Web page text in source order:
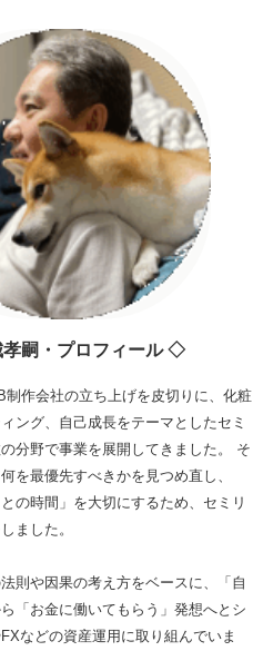
嗣・プロフィール ◇
制作会社の立ち上げを皮切りに、化粧
ング、自己成長をテーマとしたセミ
分野で事業を展開してきました。 そ
を最優先すべきかを見つめ直し、
の時間」を大切にするため、セミリ
ました。
則や因果の考え方をベースに、「自
「お金に働いてもらう」発想へとシ
などの資産運用に取り組んでいま